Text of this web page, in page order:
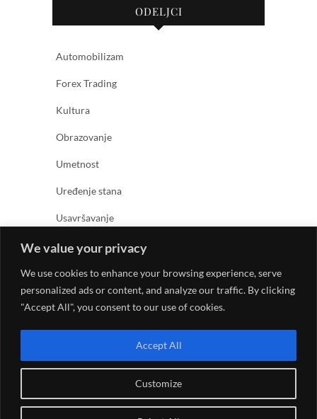
We value your privacy
We use cookies to enhance your browsing experience, serve
personalized ads or content, and analyze our traffic. By clicking
"Accept All", you consent to our use of cookies.
Customize
Accept All
ODELJCI
Automobilizam
Forex Trading
Kultura
Obrazovanje
Umetnost
Uređenje stana
Usavršavanje
Zabava
Zanimljivosti
Kreativno umetnički magazin